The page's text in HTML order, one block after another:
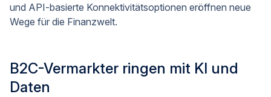
und API-basierte Konnektivitätsoptionen eröffnen neue
Wege für die Finanzwelt.
B2C-Vermarkter ringen mit KI und
Daten